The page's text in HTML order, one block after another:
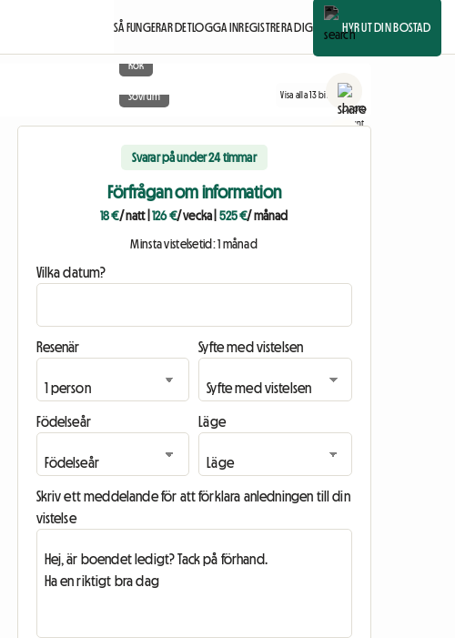
SÅ FUNGERAR DETLOGGA INREGISTRERA DIG HYR UT DIN BOSTAD
Kök
Sovrum Visa alla 13 bilder
Svarar på under 24 timmar
Förfrågan om information
18 €/ natt|126 €/ vecka 525 €/ månad
Minsta vistelsetid: 1 månad
Vilka datum?
Resenär Syfte med vistelsen
Födelseår Läge
Skriv ett meddelande för att förklara anledningen till din
vistelse